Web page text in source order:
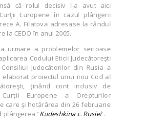
că rolul decisiv l-a avut aici
Europene în cazul plângerii
A. Filatova adresase la rândul
la CEDO în anul 2005.
urmare a problemelor serioase
Codului Eticii Judecătoreşti
Judecătorilor din Rusia a
elaborat proiectul unui nou Cod al
ţinând cont inclusiv de
Curţii Europene a Drepturilor
care şi hotărârea din 26 februarie
plângerea “Kudeshkina c. Rusiei”.